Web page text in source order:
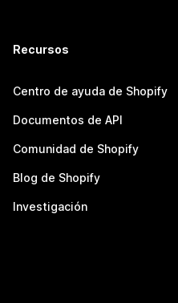
Recursos
Centro de ayuda de Shopify
Documentos de API
Comunidad de Shopify
Blog de Shopify
Investigación